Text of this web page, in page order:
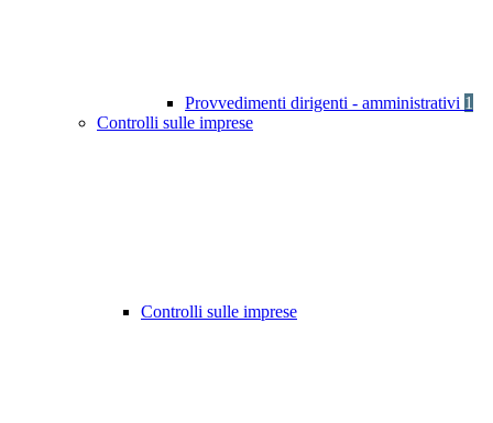
Provvedimenti dirigenti - amministrativi 1
Controlli sulle imprese
Controlli sulle imprese